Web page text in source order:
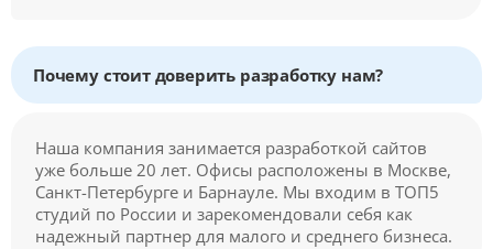
Почему стоит доверить разработку нам?
Наша компания занимается разработкой сайтов
уже больше 20 лет. Офисы расположены в Москве,
Санкт-Петербурге и Барнауле. Мы входим в ТОП5
студий по России и зарекомендовали себя как
надежный партнер для малого и среднего бизнеса.